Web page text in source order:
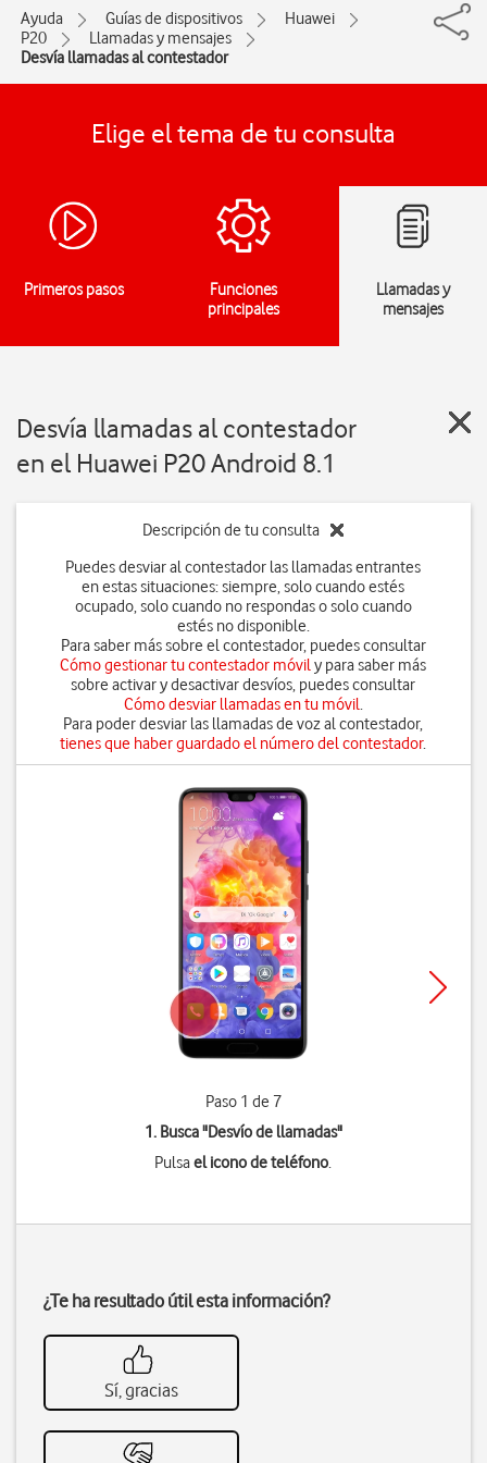
Ayuda Guías de dispositivos
Huawei
P20
Llamadas y mensajes
Desvía llamadas al contestador
Elige el tema de tu consulta
Primeros pasos
Funciones
principales
Llamadas y
mensajes
Desvía llamadas al contestador
en el Huawei P20 Android 8.1
Descripción de tu consulta
Puedes desviar al contestador las llamadas entrantes
en estas situaciones: siempre, solo cuando estés
ocupado, solo cuando no respondas o solo cuando
estés no disponible.
Para saber más sobre el contestador, puedes consultar
Cómo gestionar tu contestador móvily para saber más
sobre activar y desactivar desvíos, puedes consultar
Cómo desviar llamadas en tu móvil.
Para poder desviar las llamadas de voz al contestador,
tienes que haber guardado el número del contestador.
Paso 1 de 7
1. Busca "Desvío de llamadas"
Pulsael icono de teléfono.
¿Te ha resultado útil esta información?
Sí, gracias